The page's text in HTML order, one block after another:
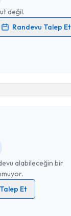
değil.
Randevu Talep Et
Gönder
alabileceğin bir
Et
Aydınlatma Metni